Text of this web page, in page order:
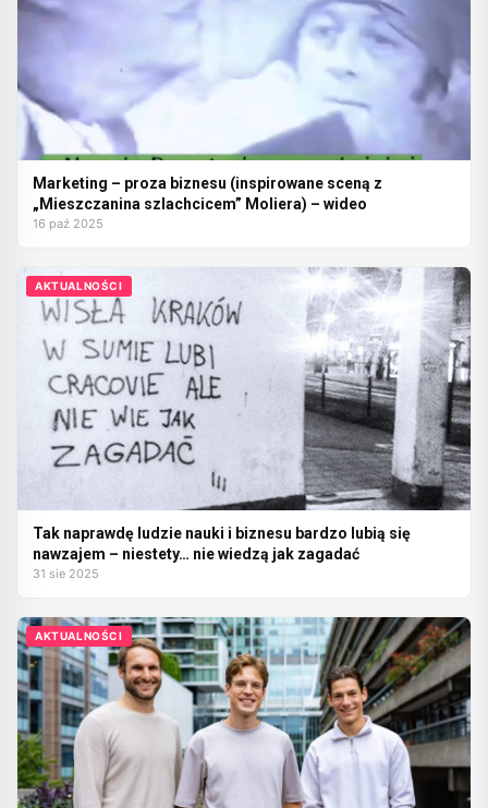
Marketing – proza biznesu (inspirowane sceną z
„Mieszczanina szlachcicem” Moliera) – wideo
16 paź 2025
AKTUALNOŚCI
Tak naprawdę ludzie nauki i biznesu bardzo lubią się
nawzajem – niestety… nie wiedzą jak zagadać
31 sie 2025
AKTUALNOŚCI